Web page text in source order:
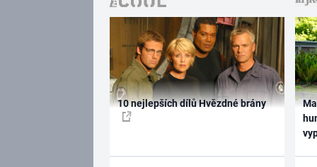
10 nejlepších dílů Hvězdné brány